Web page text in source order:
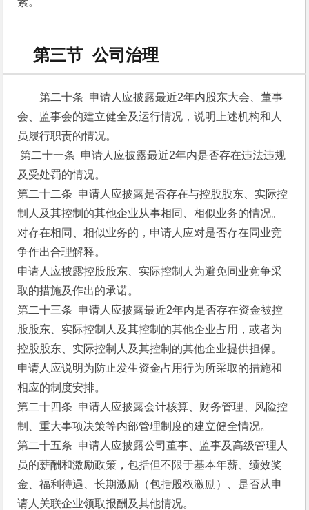
第三节 公司治理
第二十条  申请人应披露最近2年内股东大会、董事
会、监事会的建立健全及运行情况，说明上述机构和人
员履行职责的情况。
第二十一条  申请人应披露最近2年内是否存在违法违规
及受处罚的情况。
第二十二条  申请人应披露是否存在与控股股东、实际控
制人及其控制的其他企业从事相同、相似业务的情况。
对存在相同、相似业务的，申请人应对是否存在同业竞
争作出合理解释。
申请人应披露控股股东、实际控制人为避免同业竞争采
取的措施及作出的承诺。
第二十三条  申请人应披露最近2年内是否存在资金被控
股股东、实际控制人及其控制的其他企业占用，或者为
控股股东、实际控制人及其控制的其他企业提供担保。
申请人应说明为防止发生资金占用行为所采取的措施和
相应的制度安排。
第二十四条  申请人应披露会计核算、财务管理、风险控
制、重大事项决策等内部管理制度的建立健全情况。
第二十五条  申请人应披露公司董事、监事及高级管理人
员的薪酬和激励政策，包括但不限于基本年薪、绩效奖
金、福利待遇、长期激励（包括股权激励）、是否从申
请人关联企业领取报酬及其他情况。